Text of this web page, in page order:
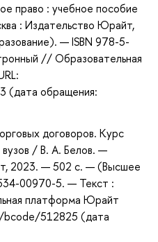
право : учебное пособие
: Издательство Юрайт,
— ISBN 978-5-
// Образовательная
обращения:
договоров. Курс
вузов / В. А. Белов. —
2023. — 502 с. — (Высшее
00970-5. — Текст :
платформа Юрайт
512825 (дата